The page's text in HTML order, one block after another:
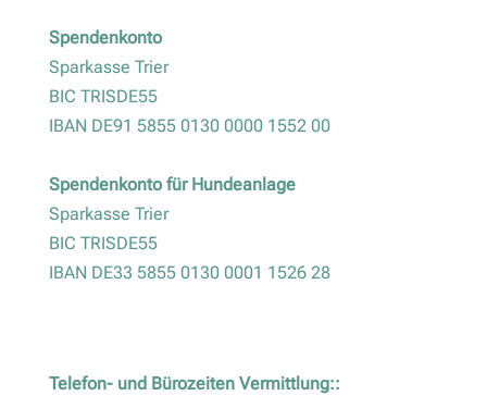
Spendenkonto
Sparkasse Trier
BIC TRISDE55
IBAN DE91 5855 0130 0000 1552 00
Spendenkonto für Hundeanlage
Sparkasse Trier
BIC TRISDE55
IBAN DE33 5855 0130 0001 1526 28
Telefon- und Bürozeiten Vermittlung::